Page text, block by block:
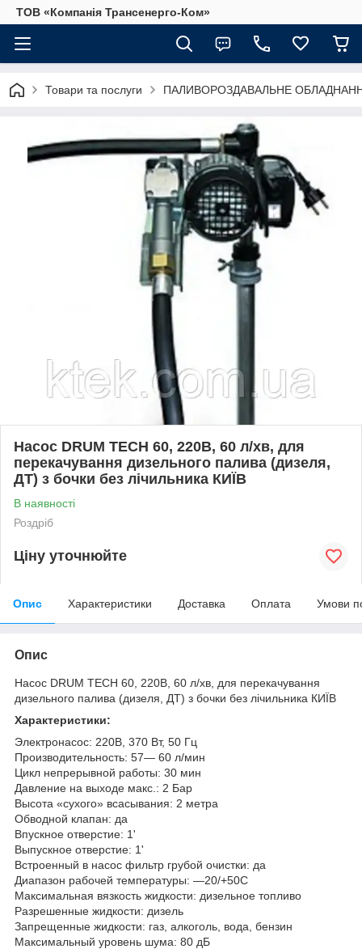
ТОВ «Компанія Трансенерго-Ком»
Товари та послуги ПАЛИВОРОЗДАВАЛЬНЕ
Насос DRUM TECH 60, 220В, 60 л/хв, для
перекачування дизельного палива (дизеля,
ДТ) з бочки без лічильника КИЇВ
В наявності
Роздріб
Ціну уточнюйте
Опис Характеристики Доставка Оплата Умови
Опис
Насос DRUM TECH 60, 220В, 60 л/хв, для перекачування
дизельного палива (дизеля, ДТ) з бочки без лічильника КИЇВ
Характеристики:
Электронасос: 220В, 370 Вт, 50 Гц
Производительность: 57— 60 л/мин
Цикл непрерывной работы: 30 мин
Давление на выходе макс.: 2 Бар
Высота «сухого» всасывания: 2 метра
Обводной клапан: да
Впускное отверстие: 1'
Выпускное отверстие: 1'
Встроенный в насос фильтр грубой очистки: да
Диапазон рабочей температуры: —20/+50С
Максимальная вязкость жидкости: дизельное топливо
Разрешенные жидкости: дизель
Запрещенные жидкости: газ, алкоголь, вода, бензин
Максимальный уровень шума: 80 дБ